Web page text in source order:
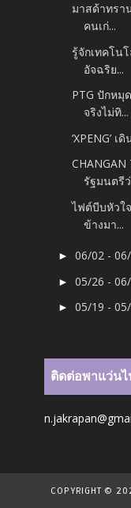
มาสด้าทรา
คนเก่...
รู้จักเทคโน
อัจฉริย...
PTG ปักหมุ
จริงไม่ทิ...
‘XPENG’
รัฐมนตรี
ไฟต์บีบหัวใ
ข้างมา...
►06/02 -
►05/26 -
►05/19 -
ติดต่อพาแว่นไ
COPYRIGHT ©